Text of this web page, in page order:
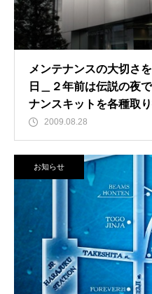
メンテナンスの大切さ
日＿２年前は伝説の夜
ナンスキットを各種取
2009.08.28
お知らせ